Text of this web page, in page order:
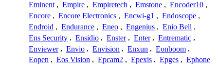
Eminent , Empire , Empiretech , Emstone , Encoder10 ,
Encore , Encore Electronics , Encwi-g1 , Endoscope ,
Endroid , Endurance , Eneo , Engenius , Enio Bell ,
Ens Security , Ensidio , Enster , Enter , Entrematic ,
Enviewer , Envio , Envision , Enxun , Eonboom ,
Eopen , Eos Vision , Epcam2 , Epexis , Epges , Ephone